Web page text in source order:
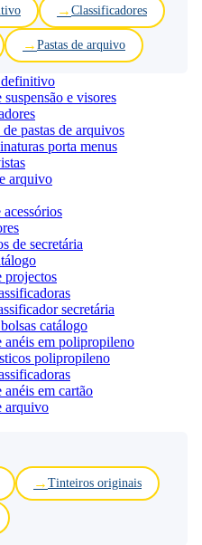
Classificadores
Pastas de arquivo
suspensão e visores
pastas de arquivos
porta menus
arquivo
de secretária
projectos
secretária
catálogo
anéis em polipropileno
polipropileno
anéis em cartão
arquivo
Tinteiros originais